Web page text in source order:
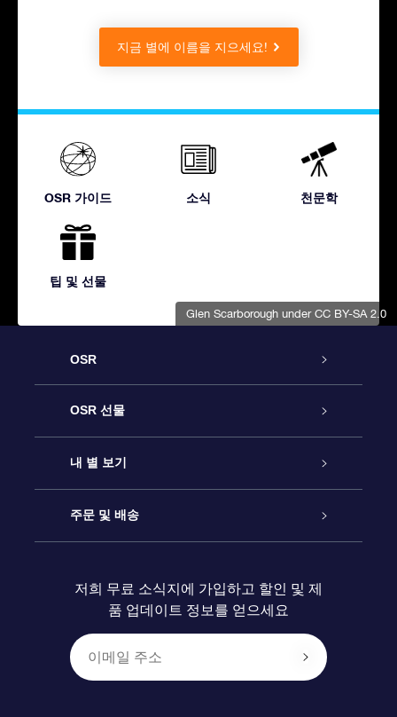
Glen Scarborough under CC BY-SA 2.0
지금 별에 이름을 지으세요!
OSR 가이드 소식 천문학
팁 및 선물
OSR
고객 서비스
연락처
블로그
OSR 선물
온라인 별 선물
OSR 선물 팩
OSR 상품권
기업 선물
내 별 보기
Star Register
맞춤 별 페이지
One Million Stars
주문 및 배송
결제 정보
배송 정보
저희 무료 소식지에 가입하고 할인 및 제
품 업데이트 정보를 얻으세요